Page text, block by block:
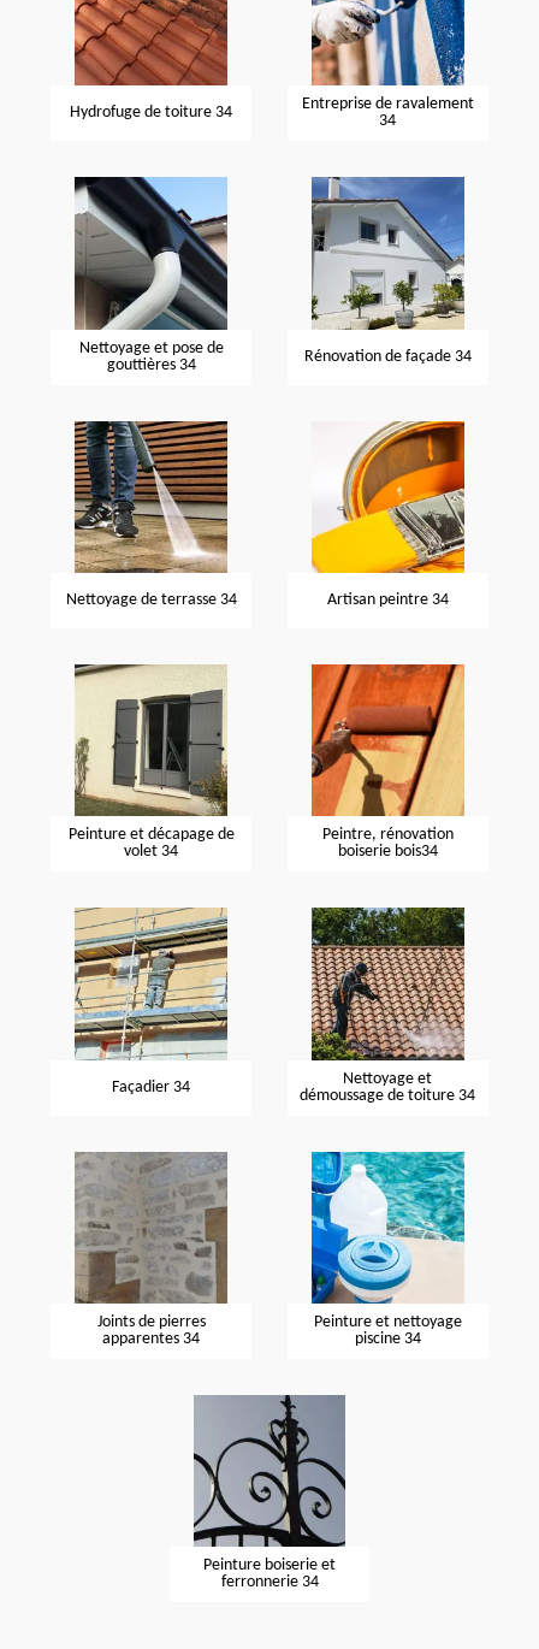
Hydrofuge de toiture 34
Entreprise de ravalement
34
Nettoyage et pose de
gouttières 34
Rénovation de façade 34
Nettoyage de terrasse 34 Artisan peintre 34
Peinture et décapage de
volet 34
Peintre, rénovation
boiserie bois34
Façadier 34
Nettoyage et
démoussage de toiture 34
Joints de pierres
apparentes 34
Peinture et nettoyage
piscine 34
Peinture boiserie et
ferronnerie 34